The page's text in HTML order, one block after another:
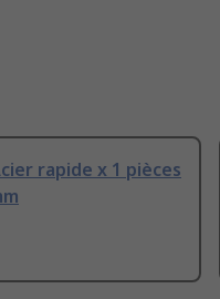
rapide x 1 pièces